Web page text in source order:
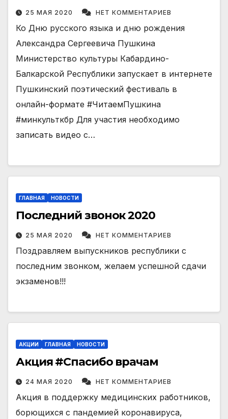
25 МАЯ 2020 НЕТ КОММЕНТАРИЕВ
Ко Дню русского языка и дню рождения
Александра Сергеевича Пушкина
Министерство культуры Кабардино-
Балкарской Республики запускает в интернете
Пушкинский поэтический фестиваль в
онлайн-формате #ЧитаемПушкина
#минкульткбр Для участия необходимо
записать видео с…
ГЛАВНАЯ НОВОСТИ
Последний звонок 2020
25 МАЯ 2020 НЕТ КОММЕНТАРИЕВ
Поздравляем выпускников республики с
последним звонком, желаем успешной сдачи
экзаменов!!!
АКЦИИ ГЛАВНАЯ НОВОСТИ
Акция #Спасибо врачам
24 МАЯ 2020 НЕТ КОММЕНТАРИЕВ
Акция в поддержку медицинских работников,
борющихся с пандемией коронавируса,